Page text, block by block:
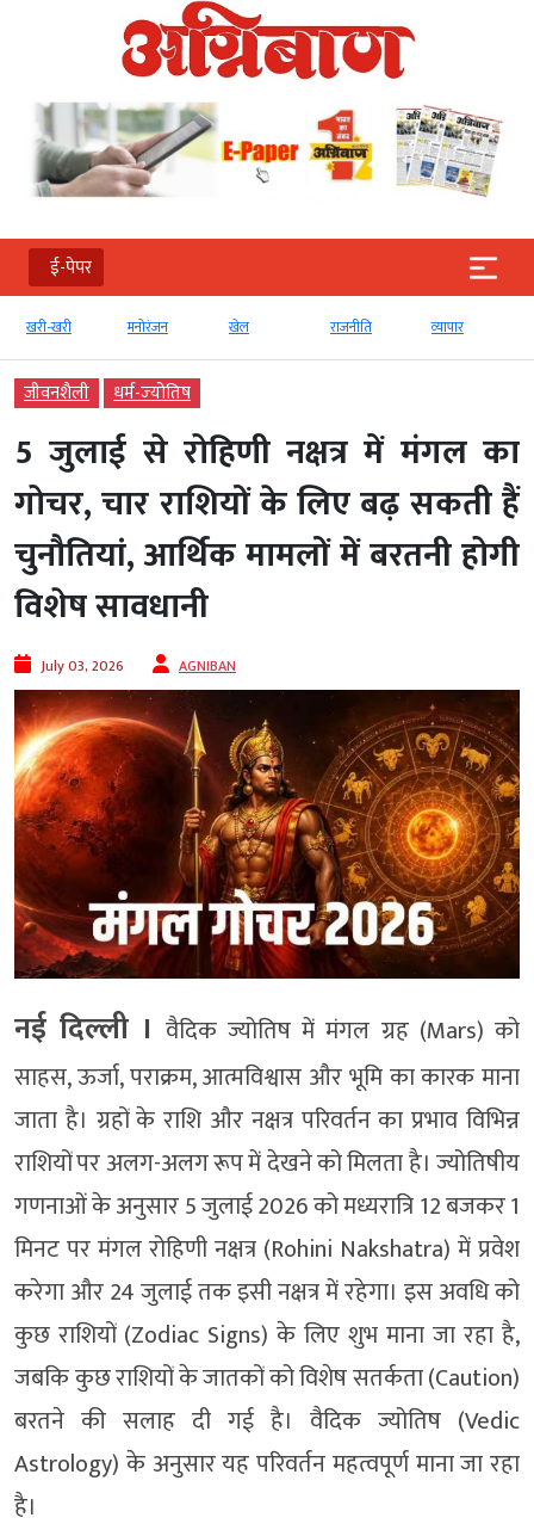
ई-पेपर
खरी-खरी मनोरंजन खेल राजनीति व्‍यापार
जीवनशैली धर्म-ज्‍योतिष
5 जुलाई से रोहिणी नक्षत्र में मंगल का
गोचर, चार राशियों के लिए बढ़ सकती हैं
चुनौतियां, आर्थिक मामलों में बरतनी होगी
विशेष सावधानी
July 03, 2026 AGNIBAN
नई दिल्ली । वैदिक ज्योतिष में मंगल ग्रह (Mars) को
साहस, ऊर्जा, पराक्रम, आत्मविश्वास और भूमि का कारक माना
जाता है। ग्रहों के राशि और नक्षत्र परिवर्तन का प्रभाव विभिन्न
राशियों पर अलग-अलग रूप में देखने को मिलता है। ज्योतिषीय
गणनाओं के अनुसार 5 जुलाई 2026 को मध्यरात्रि 12 बजकर 1
मिनट पर मंगल रोहिणी नक्षत्र (Rohini Nakshatra) में प्रवेश
करेगा और 24 जुलाई तक इसी नक्षत्र में रहेगा। इस अवधि को
कुछ राशियों (Zodiac Signs) के लिए शुभ माना जा रहा है,
जबकि कुछ राशियों के जातकों को विशेष सतर्कता (Caution)
बरतने की सलाह दी गई है। वैदिक ज्योतिष (Vedic
Astrology) के अनुसार यह परिवर्तन महत्वपूर्ण माना जा रहा
है।